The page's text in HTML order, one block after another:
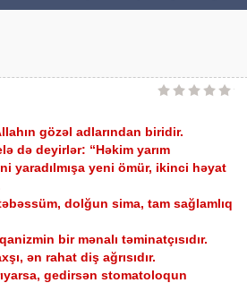
gözəl adlarından biridir.
də deyirlər: “Həkim yarım
yaradılmışa yeni ömür, ikinci həyat
dolğun sima, tam sağlamlıq
bir mənalı təminatçısıdır.
ən rahat diş ağrısıdır.
gedirsən stomatoloqun